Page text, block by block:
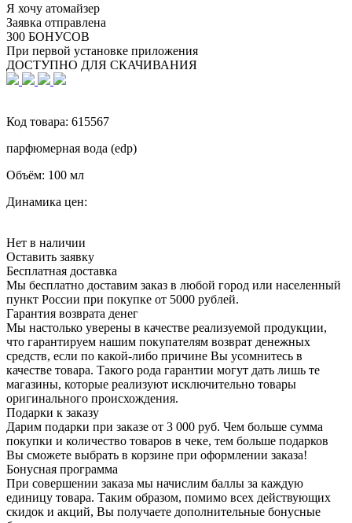
Я хочу атомайзер
Заявка отправлена
300 БОНУСОВ
При первой установке приложения
ДОСТУПНО ДЛЯ СКАЧИВАНИЯ
Код товара: 615567
парфюмерная вода (edp)
Объём: 100 мл
Динамика цен:
Нет в наличии
Оставить заявку
Бесплатная доставка
Мы бесплатно доставим заказ в любой город или населенный
пункт России при покупке от 5000 рублей.
Гарантия возврата денег
Мы настолько уверены в качестве реализуемой продукции,
что гарантируем нашим покупателям возврат денежных
средств, если по какой-либо причине Вы усомнитесь в
качестве товара. Такого рода гарантии могут дать лишь те
магазины, которые реализуют исключительно товары
оригинального происхождения.
Подарки к заказу
Дарим подарки при заказе от 3 000 руб. Чем больше сумма
покупки и количество товаров в чеке, тем больше подарков
Вы сможете выбрать в корзине при оформлении заказа!
Бонусная программа
При совершении заказа мы начислим баллы за каждую
единицу товара. Таким образом, помимо всех действующих
скидок и акций, Вы получаете дополнительные бонусные